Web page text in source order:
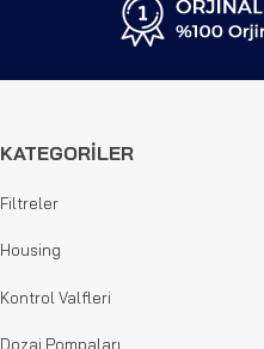
KATEGORİLER
Filtreler
Housing
Kontrol Valfleri
Dozaj Pompaları